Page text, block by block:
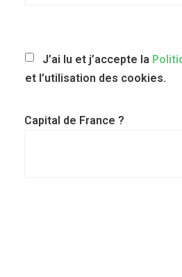
J’ai lu et j’accepte la
et l’utilisation des cookies.
Capital de France ?